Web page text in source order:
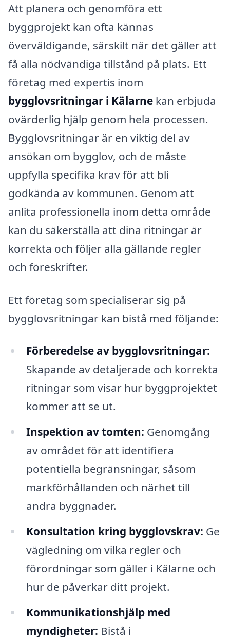
Att planera och genomföra ett
byggprojekt kan ofta kännas
överväldigande, särskilt när det gäller att
få alla nödvändiga tillstånd på plats. Ett
företag med expertis inom
bygglovsritningar i Kälarne kan erbjuda
ovärderlig hjälp genom hela processen.
Bygglovsritningar är en viktig del av
ansökan om bygglov, och de måste
uppfylla specifika krav för att bli
godkända av kommunen. Genom att
anlita professionella inom detta område
kan du säkerställa att dina ritningar är
korrekta och följer alla gällande regler
och föreskrifter.
Ett företag som specialiserar sig på
bygglovsritningar kan bistå med följande:
Förberedelse av bygglovsritningar:
Skapande av detaljerade och korrekta
ritningar som visar hur byggprojektet
kommer att se ut.
Inspektion av tomten: Genomgång
av området för att identifiera
potentiella begränsningar, såsom
markförhållanden och närhet till
andra byggnader.
Konsultation kring bygglovskrav: Ge
vägledning om vilka regler och
förordningar som gäller i Kälarne och
hur de påverkar ditt projekt.
Kommunikationshjälp med
myndigheter: Bistå i